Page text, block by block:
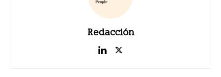
Redacción